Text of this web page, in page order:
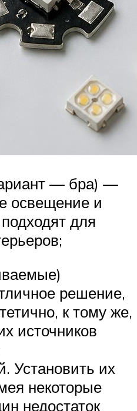
— бра) —
освещение и
для
решение,
к тому же,
источников
Установить их
некоторые
недостаток